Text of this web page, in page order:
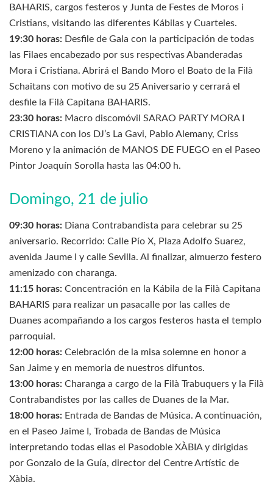
BAHARIS, cargos festeros y Junta de Festes de Moros i
Cristians, visitando las diferentes Kábilas y Cuarteles.
19:30 horas: Desfile de Gala con la participación de todas
las Filaes encabezado por sus respectivas Abanderadas
Mora i Cristiana. Abrirá el Bando Moro el Boato de la Filà
Schaitans con motivo de su 25 Aniversario y cerrará el
desfile la Filà Capitana BAHARIS.
23:30 horas: Macro discomóvil SARAO PARTY MORA I
CRISTIANA con los DJ’s La Gavi, Pablo Alemany, Criss
Moreno y la animación de MANOS DE FUEGO en el Paseo
Pintor Joaquín Sorolla hasta las 04:00 h.
Domingo, 21 de julio
09:30 horas: Diana Contrabandista para celebrar su 25
aniversario. Recorrido: Calle Pío X, Plaza Adolfo Suarez,
avenida Jaume I y calle Sevilla. Al finalizar, almuerzo festero
amenizado con charanga.
11:15 horas: Concentración en la Kábila de la Filà Capitana
BAHARIS para realizar un pasacalle por las calles de
Duanes acompañando a los cargos festeros hasta el templo
parroquial.
12:00 horas: Celebración de la misa solemne en honor a
San Jaime y en memoria de nuestros difuntos.
13:00 horas: Charanga a cargo de la Filà Trabuquers y la Filà
Contrabandistes por las calles de Duanes de la Mar.
18:00 horas: Entrada de Bandas de Música. A continuación,
en el Paseo Jaime I, Trobada de Bandas de Música
interpretando todas ellas el Pasodoble XÀBIA y dirigidas
por Gonzalo de la Guía, director del Centre Artístic de
Xàbia.